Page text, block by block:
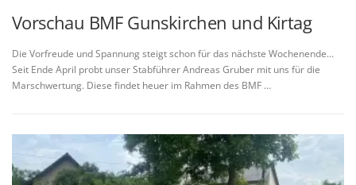
Vorschau BMF Gunskirchen und Kirtag
Die Vorfreude und Spannung steigt schon für das nächste Wochenende…
Seit Ende April probt unser Stabführer Andreas Gruber mit uns für die
Marschwertung. Diese findet heuer im Rahmen des BMF …